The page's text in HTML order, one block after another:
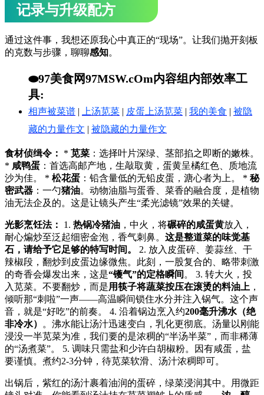
记录与升级配方
通过这件事，我想还原我心中真正的“现场”。让我们抛开刻板
的克数与步骤，聊聊感知。
⬬97美食网97MSW.cOm内容组内部效率工
具:
相声被菜谱 上汤苋菜 皮蛋上汤苋菜 我的美食
被隐
藏的力量作文
被隐藏的力量作文
食材侦缉令： * 苋菜 ：选择叶片深绿、茎部掐之即断的嫩株。
* 咸鸭蛋 ：首选高邮产地，生敲取黄，蛋黄呈橘红色、质地流
沙为佳。 * 松花蛋 ：铅含量低的无铅皮蛋，溏心者为上。 * 秘
密武器 ：一勺猪油。动物油脂与蛋香、菜香的融合度，是植物
油无法企及的。这是让镜头产生“柔光滤镜”效果的关键。
光影烹饪法： 1. 热锅冷猪油 ，中火，将碾碎的咸蛋黄放入，
耐心煸炒至泛起细密金泡，香气刺鼻。 这是整道菜的味觉基
石，请给予它足够的特写时间。
2. 放入皮蛋碎、姜蒜丝、干
辣椒段，翻炒到皮蛋边缘微焦。此刻，一股复合的、略带刺激
的奇香会爆发出来，这是“镬气”的定格瞬间 。 3. 转大火，投
入苋菜。不要翻炒，而是用筷子将蔬菜按压在滚烫的料油上 ，
倾听那“刺啦”一声——高温瞬间锁住水分并注入锅气。这个声
音，就是“好吃”的前奏。 4. 沿着锅边烹入约200毫升沸水（绝
非冷水） 。沸水能让汤汁迅速变白，乳化更彻底。汤量以刚能
浸没一半苋菜为准，我们要的是浓稠的“半汤半菜”，而非稀薄
的“汤煮菜”。 5. 调味只需盐和少许白胡椒粉。因有咸蛋，盐
要谨慎。煮约2-3分钟，待苋菜软滑、汤汁浓稠即可。
出锅后，紫红的汤汁裹着油润的蛋碎，绿菜浸润其中。用微距